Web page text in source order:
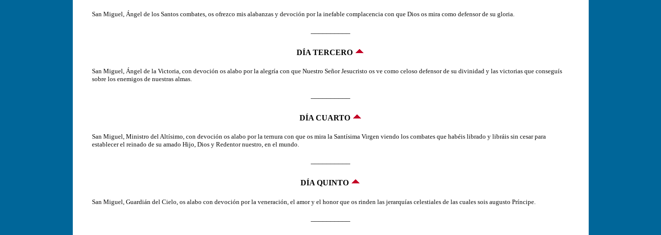
San Miguel, Ángel de los Santos combates, os ofrezco mis alabanzas y devoción por la inefable complacencia con que Dios os mira como defensor de su gloria.
DÍA TERCERO
San Miguel, Ángel de la Victoria, con devoción os alabo por la alegría con que Nuestro Señor Jesucristo os ve como celoso defensor de su divinidad y las victorias que conseguís
sobre los enemigos de nuestras almas.
DÍA CUARTO
San Miguel, Ministro del Altísimo, con devoción os alabo por la ternura con que os mira la Santísima Virgen viendo los combates que habéis librado y libráis sin cesar para
establecer el reinado de su amado Hijo, Dios y Redentor nuestro, en el mundo.
DÍA QUINTO
San Miguel, Guardián del Cielo, os alabo con devoción por la veneración, el amor y el honor que os rinden las jerarquías celestiales de las cuales sois augusto Príncipe.